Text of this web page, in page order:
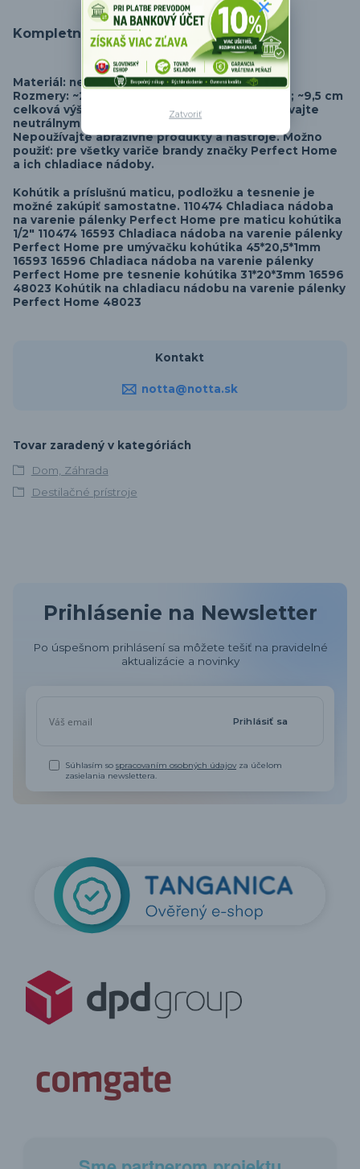
Kompletné špecifikácie
Materiál: nehrdzavejúca oceľ Obsah: 1 kohútik
Rozmery: ~2,5 cm šírka; ~10,5 cm celková dĺžka; ~9,5 cm
celková výška Hmotnosť: ~165 g Čistenie: Umývajte
neutrálnym tekutým čistiacim prostriedkom.
Nepoužívajte abrazívne produkty a nástroje. Možno
použiť: pre všetky variče brandy značky Perfect Home
a ich chladiace nádoby.
Kohútik a príslušnú maticu, podložku a tesnenie je
možné zakúpiť samostatne. 110474 Chladiaca nádoba
na varenie pálenky Perfect Home pre maticu kohútika
1/2" 110474 16593 Chladiaca nádoba na varenie pálenky
Perfect Home pre umývačku kohútika 45*20,5*1mm
16593 16596 Chladiaca nádoba na varenie pálenky
Perfect Home pre tesnenie kohútika 31*20*3mm 16596
48023 Kohútik na chladiacu nádobu na varenie pálenky
Perfect Home 48023
Kontakt
notta@notta.sk
Tovar zaradený v kategóriách
Dom, Záhrada
Destilačné prístroje
Prihlásenie na Newsletter
Po úspešnom prihlásení sa môžete tešiť na pravidelné
aktualizácie a novinky
Prihlásiť sa
Súhlasím sospracovaním osobných údajov za účelom
zasielania newslettera.
Zatvoriť